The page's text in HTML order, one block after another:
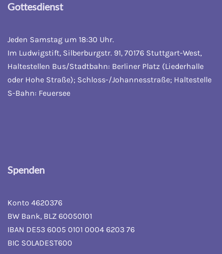
Gottesdienst
Jeden Samstag um 18:30 Uhr.
Im Ludwigstift, Silberburgstr. 91, 70176 Stuttgart-West,
Haltestellen Bus/Stadtbahn: Berliner Platz (Liederhalle
oder Hohe Straße); Schloss-/Johannesstraße; Haltestelle
S-Bahn: Feuersee
Spenden
Konto 4620376
BW Bank, BLZ 60050101
IBAN DE53 6005 0101 0004 6203 76
BIC SOLADEST600